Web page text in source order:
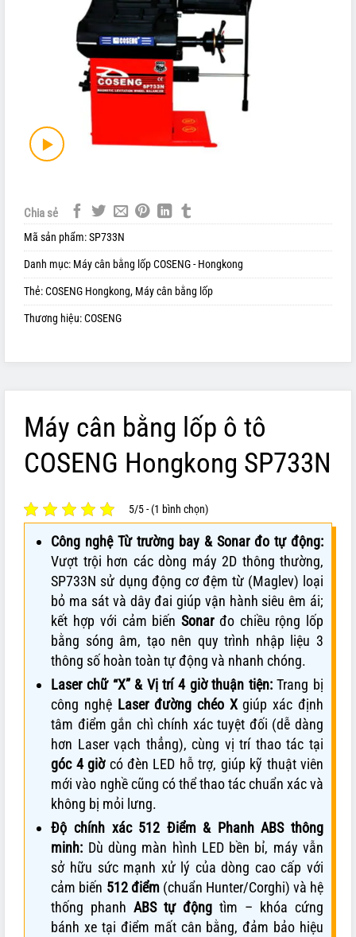
Chia sẻ
Mã sản phẩm:SP733N
Danh mục: Máy cân bằng lốp COSENG - Hongkong
Thẻ:COSENG Hongkong, Máy cân bằng lốp
Thương hiệu:COSENG
Máy cân bằng lốp ô tô
COSENG Hongkong SP733N
5/5 - (1 bình chọn)
Công nghệ Từ trường bay & Sonar đo tự động:
Vượt trội hơn các dòng máy 2D thông thường,
SP733N sử dụng động cơ đệm từ (Maglev) loại
bỏ ma sát và dây đai giúp vận hành siêu êm ái;
kết hợp với cảm biếnSonarđo chiều rộng lốp
bằng sóng âm, tạo nên quy trình nhập liệu 3
thông số hoàn toàn tự động và nhanh chóng.
Laser chữ “X” & Vị trí 4 giờ thuận tiện:Trang bị
công nghệ Laser đường chéo Xgiúp xác định
tâm điểm gắn chì chính xác tuyệt đối (dễ dàng
hơn Laser vạch thẳng), cùng vị trí thao tác tại
góc 4 giờcó đèn LED hỗ trợ, giúp kỹ thuật viên
mới vào nghề cũng có thể thao tác chuẩn xác và
không bị mỏi lưng.
Độ chính xác 512 Điểm & Phanh ABS thông
minh: Dù dùng màn hình LED bền bỉ, máy vẫn
sở hữu sức mạnh xử lý của dòng cao cấp với
cảm biến 512 điểm(chuẩn Hunter/Corghi) và hệ
thống phanhABS tự động tìm – khóa cứng
bánh xe tại điểm mất cân bằng, đảm bảo hiệu